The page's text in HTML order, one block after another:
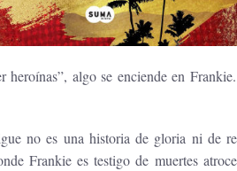
heroínas”, algo se enciende en
no es una historia de gloria ni de
Frankie es testigo de muertes